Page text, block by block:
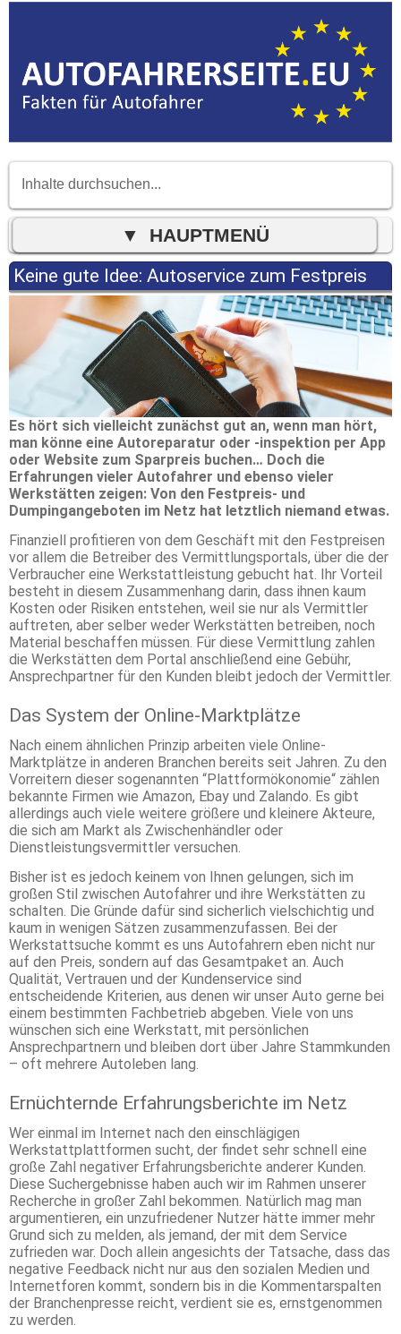
Keine gute Idee: Autoservice zum Festpreis
Es hört sich vielleicht zunächst gut an, wenn man hört,
man könne eine Autoreparatur oder -inspektion per App
oder Website zum Sparpreis buchen… Doch die
Erfahrungen vieler Autofahrer und ebenso vieler
Werkstätten zeigen: Von den Festpreis- und
Dumpingangeboten im Netz hat letztlich niemand etwas.
Finanziell profitieren von dem Geschäft mit den Festpreisen
vor allem die Betreiber des Vermittlungsportals, über die der
Verbraucher eine Werkstattleistung gebucht hat. Ihr Vorteil
besteht in diesem Zusammenhang darin, dass ihnen kaum
Kosten oder Risiken entstehen, weil sie nur als Vermittler
auftreten, aber selber weder Werkstätten betreiben, noch
Material beschaffen müssen. Für diese Vermittlung zahlen
die Werkstätten dem Portal anschließend eine Gebühr,
Ansprechpartner für den Kunden bleibt jedoch der Vermittler.
Das System der Online-Marktplätze
Nach einem ähnlichen Prinzip arbeiten viele Online-
Marktplätze in anderen Branchen bereits seit Jahren. Zu den
Vorreitern dieser sogenannten “Plattformökonomie“ zählen
bekannte Firmen wie Amazon, Ebay und Zalando. Es gibt
allerdings auch viele weitere größere und kleinere Akteure,
die sich am Markt als Zwischenhändler oder
Dienstleistungsvermittler versuchen.
Bisher ist es jedoch keinem von Ihnen gelungen, sich im
großen Stil zwischen Autofahrer und ihre Werkstätten zu
schalten. Die Gründe dafür sind sicherlich vielschichtig und
kaum in wenigen Sätzen zusammenzufassen. Bei der
Werkstattsuche kommt es uns Autofahrern eben nicht nur
auf den Preis, sondern auf das Gesamtpaket an. Auch
Qualität, Vertrauen und der Kundenservice sind
entscheidende Kriterien, aus denen wir unser Auto gerne bei
einem bestimmten Fachbetrieb abgeben. Viele von uns
wünschen sich eine Werkstatt, mit persönlichen
Ansprechpartnern und bleiben dort über Jahre Stammkunden
– oft mehrere Autoleben lang.
Ernüchternde Erfahrungsberichte im Netz
Wer einmal im Internet nach den einschlägigen
Werkstattplattformen sucht, der findet sehr schnell eine
große Zahl negativer Erfahrungsberichte anderer Kunden.
Diese Suchergebnisse haben auch wir im Rahmen unserer
Recherche in großer Zahl bekommen. Natürlich mag man
argumentieren, ein unzufriedener Nutzer hätte immer mehr
Grund sich zu melden, als jemand, der mit dem Service
zufrieden war. Doch allein angesichts der Tatsache, dass das
negative Feedback nicht nur aus den sozialen Medien und
Internetforen kommt, sondern bis in die Kommentarspalten
der Branchenpresse reicht, verdient sie es, ernstgenommen
zu werden.